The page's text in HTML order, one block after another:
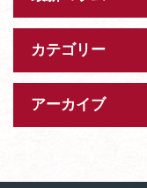
カテゴリー
アーカイブ